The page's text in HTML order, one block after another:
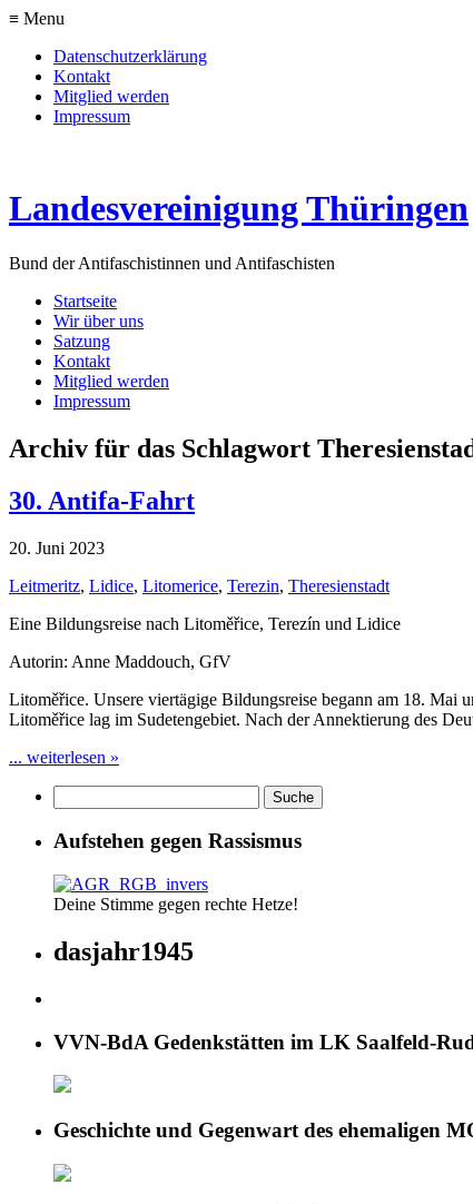
≡ Menu
Datenschutzerklärung
Kontakt
Mitglied werden
Impressum
Landesvereinigung Thüringen
Bund der Antifaschistinnen und Antifaschisten
Startseite
Wir über uns
Satzung
Kontakt
Mitglied werden
Impressum
Archiv für das Schlagwort
30. Antifa-Fahrt
20. Juni 2023
Leitmeritz, Lidice, Litomerice, Terezin, Theresienstadt
Eine Bildungsreise nach Litoměřice, Terezín und Lidice
Autorin: Anne Maddouch, GfV
Litoměřice. Unsere viertägige Bildungsreise begann am 18. Mai
Litoměřice lag im Sudetengebiet. Nach der Annektierung des
... weiterlesen »
Aufstehen gegen Rassismus
Deine Stimme gegen rechte Hetze!
dasjahr1945
VVN-BdA Gedenkstätten im LK Saalfeld-
Geschichte und Gegenwart des ehemaligen